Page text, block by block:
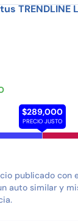
TRENDLINE
$289,000
PRECIO JUSTO
publicado con
auto similar y